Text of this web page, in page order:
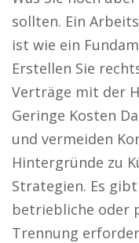
sollten. Ein
ist wie ein
Erstellen Sie
Verträge mit der
Geringe Kosten
und vermeiden
Hintergründe zu
Strategien. Es
betriebliche oder
Trennung